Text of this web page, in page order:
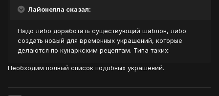
Лайонелла сказал:
Надо либо доработать существующий шаблон, либо
создать новый для временных украшений, которые
делаются по кунаркским рецептам. Типа таких:
Необходим полный список подобных украшений.